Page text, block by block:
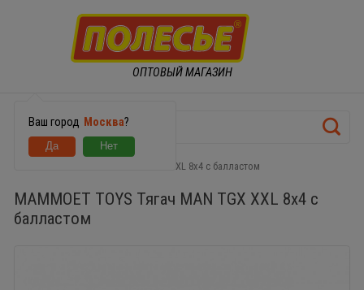
ОПТОВЫЙ МАГАЗИН
Ваш город Москва?
MAMMOET TOYS Тягач MAN TGX XXL 8х4 с балластом
MAMMOET TOYS Тягач MAN TGX XXL 8х4 с
балластом